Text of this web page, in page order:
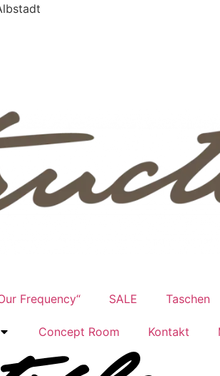
Frequency“ SALE Taschen
Concept Room Kontakt